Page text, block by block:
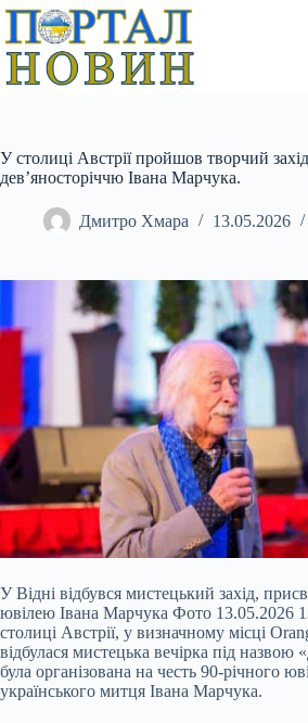
Перейти
вмісту
У столиці Австрії пройшов творчий
дев’яносторіччю Івана Марчука.
Дмитро Хмара 13.05.2026
У Відні відбувся мистецький захід,
ювілею Івана Марчука Фото 13.05.2026
столиці Австрії, у визначному місці
відбулася мистецька вечірка під
була організована на честь 90-річного
українського митця Івана Марчука.